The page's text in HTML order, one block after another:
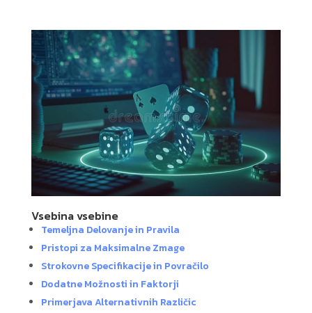
Vsebina vsebine
Temeljna Delovanje in Pravila
Pristopi za Maksimalne Zmage
Strokovne Specifikacije in Povračilo
Dodatne Možnosti in Faktorji
Primerjava Alternativnih Različic